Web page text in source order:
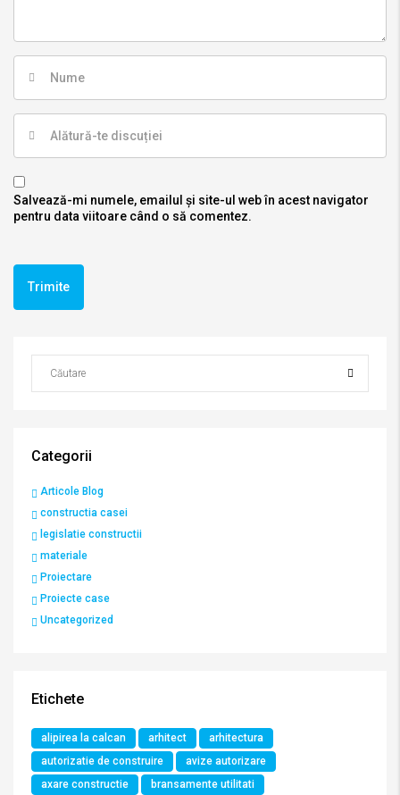
Salvează-mi numele, emailul și site-ul web în acest navigator
pentru data viitoare când o să comentez.
Categorii
Articole Blog
constructia casei
legislatie constructii
materiale
Proiectare
Proiecte case
Uncategorized
Etichete
alipirea la calcan arhitect
arhitectura
autorizatie de construire
avize autorizare
axare constructie
bransamente utilitati